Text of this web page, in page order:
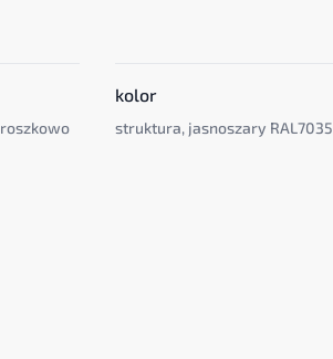
kolor
struktura, jasnoszary RAL7035